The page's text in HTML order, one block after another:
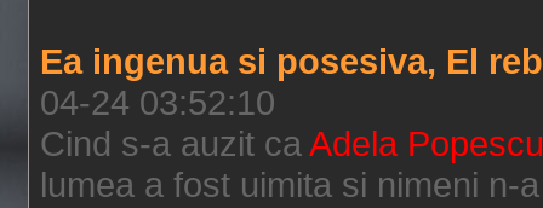
Ea ingenua si posesiva, El
04-24 03:52:10
Cind s-a auzit caAdela Popescu
lumea a fost uimita si nimeni